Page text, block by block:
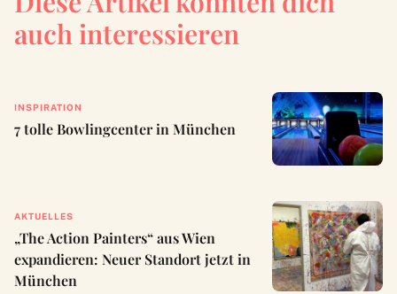
auch interessieren
INSPIRATION
7 tolle Bowlingcenter in München
AKTUELLES
„The Action Painters“ aus Wien
expandieren: Neuer Standort jetzt in
München